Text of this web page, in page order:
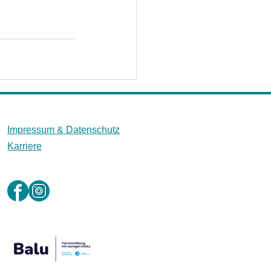
Impressum & Datenschutz
Karriere